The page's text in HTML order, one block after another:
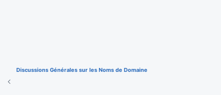
Discussions Générales sur les Noms de Domaine